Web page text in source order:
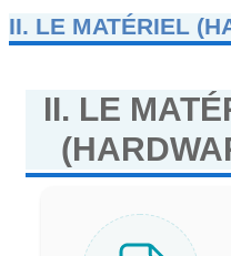
II. LE MATÉRIEL
II. LE